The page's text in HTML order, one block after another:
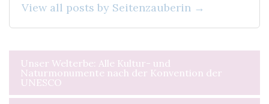
View all posts by Seitenzauberin →
Beitragsnavigation
Unser Welterbe: Alle Kultur- und
Naturmonumente nach der Konvention der
UNESCO